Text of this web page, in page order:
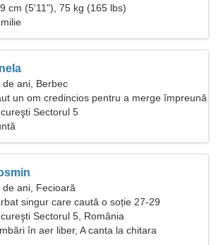
cm (5'11"), 75 kg (165 lbs)
de ani, Berbec
un om credincios pentru a merge împreună
Sectorul 5
de ani, Fecioară
singur care caută o soție 27-29
Sectorul 5, România
în aer liber, A canta la chitara